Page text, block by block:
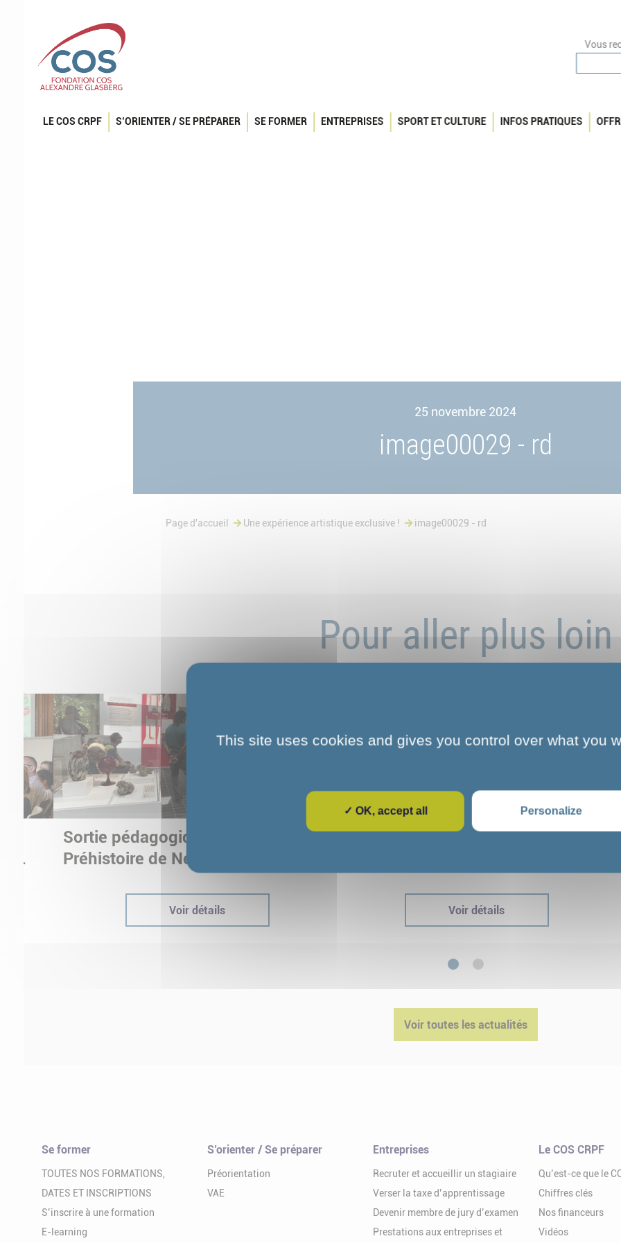
Vous
LE COS CRPF S’ORIENTER / SE PRÉPARER SE FORMER ENTREPRISES SPORT ET CULTURE INFOS PRATIQUES
25 novembre 2024
image00029 - rd
Page d'accueil Une expérience artistique exclusive ! image00029 - rd
Pour aller plus loin
Sortie pédagogique au Musée de
Préhistoire de Nemours : apprendre
Voir détails
L'art et la culture s'invitent au COS
Voir détails
Voir toutes les actualités
Se former
TOUTES NOS FORMATIONS,
DATES ET INSCRIPTIONS
S’inscrire à une formation
E-learning
S’orienter / Se préparer
Préorientation
VAE
Entreprises
Recruter et accueillir un stagiaire
Verser la taxe d’apprentissage
Devenir membre de jury d’examen
Prestations aux entreprises et
Le COS CRPF
Qu’est-ce que le
Chiffres clés
Nos financeurs
Vidéos
This site uses cookies and gives you control over what you
✓ OK, accept all Personalize